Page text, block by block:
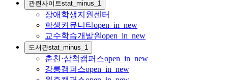
관련사이트stat_minus_1
장애학생지원센터
학생커뮤니티 open_in_new
교수학습개발원open_in_new
도서관stat_minus_1
춘천·삼척캠퍼스open_in_new
강릉캠퍼스open_in_new